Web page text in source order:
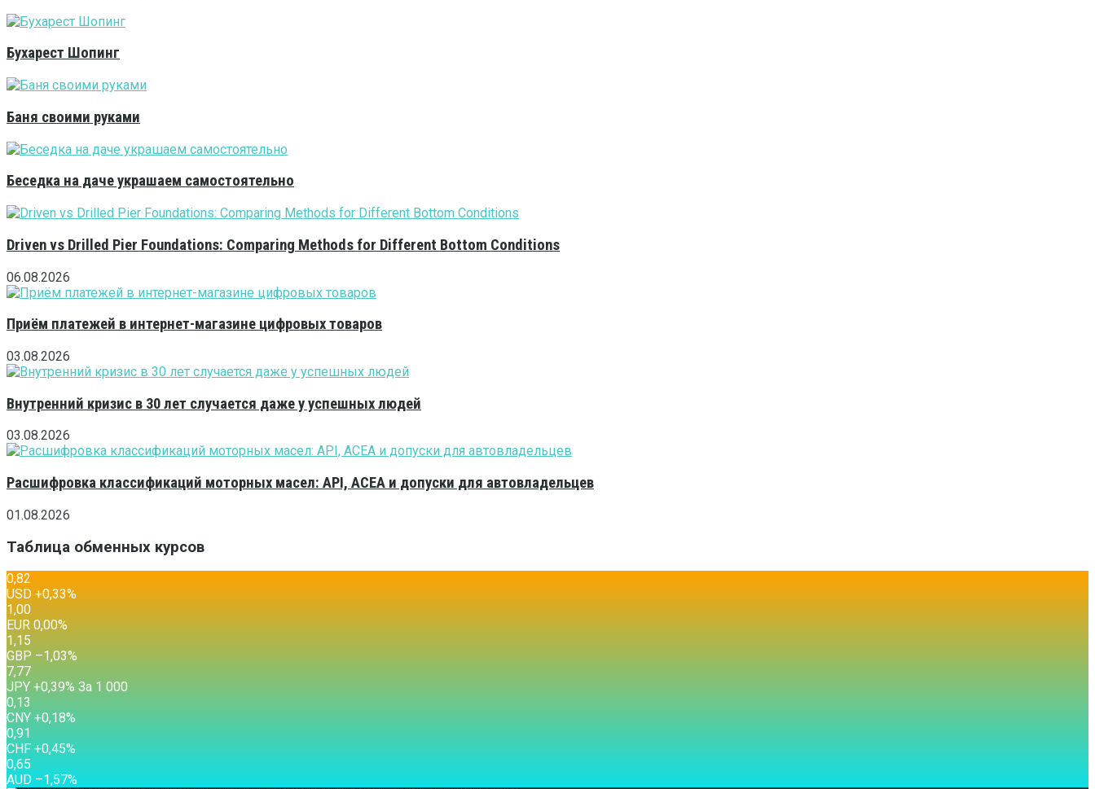
Бухарест Шопинг
Баня своими руками
Беседка на даче украшаем самостоятельно
Driven vs Drilled Pier Foundations: Comparing Methods for Different Bottom Conditions
06.08.2026
Приём платежей в интернет-магазине цифровых товаров
03.08.2026
Внутренний кризис в 30 лет случается даже у успешных людей
03.08.2026
Расшифровка классификаций моторных масел: API, ACEA и допуски для автовладельцев
01.08.2026
Таблица обменных курсов
0,82
USD +0,33%
1,00
EUR 0,00%
1,15
GBP –1,03%
7,77
JPY +0,39% За 1 000
0,13
CNY +0,18%
0,91
CHF +0,45%
0,65
AUD –1,57%